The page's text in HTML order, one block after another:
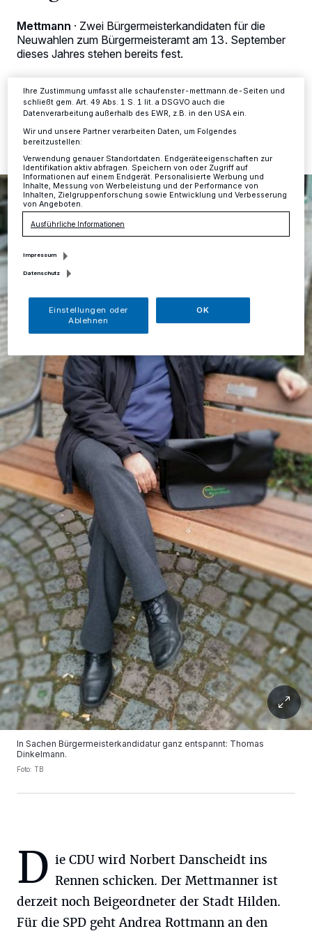
Mettmann · Zwei Bürgermeisterkandidaten für die
Neuwahlen zum Bürgermeisteramt am 13. September
dieses Jahres stehen bereits fest.
28.03.2015 , 06:57 Uhr Eine Minute Lesezeit
In Sachen Bürgermeisterkandidatur ganz entspannt: Thomas
Dinkelmann.
Foto: TB
D ie CDU wird Norbert Danscheidt ins
Rennen schicken. Der Mettmanner ist
derzeit noch Beigeordneter der Stadt Hilden.
Für die SPD geht Andrea Rottmann an den
dieses Menü jederzeit wieder aufrufen, um Ihre Einstellungen zu
ändern oder Ihre Einwilligung zu widerrufen, indem Sie auf den Link
Einstellungen oder Ablehnen am unteren Rand der Webseite klicken.
Ihre Zustimmung umfasst alle schaufenster-mettmann.de-Seiten und
schließt gem. Art. 49 Abs. 1 S. 1 lit. a DSGVO auch die
Datenverarbeitung außerhalb des EWR, z.B. in den USA ein.
Wir und unsere Partner verarbeiten Daten, um Folgendes
bereitzustellen:
Verwendung genauer Standortdaten. Endgeräteeigenschaften zur
Identifikation aktiv abfragen. Speichern von oder Zugriff auf
Informationen auf einem Endgerät. Personalisierte Werbung und
Inhalte, Messung von Werbeleistung und der Performance von
Inhalten, Zielgruppenforschung sowie Entwicklung und Verbesserung
von Angeboten.
Ausführliche Informationen
Impressum
Datenschutz
Einstellungen oder
Ablehnen
OK